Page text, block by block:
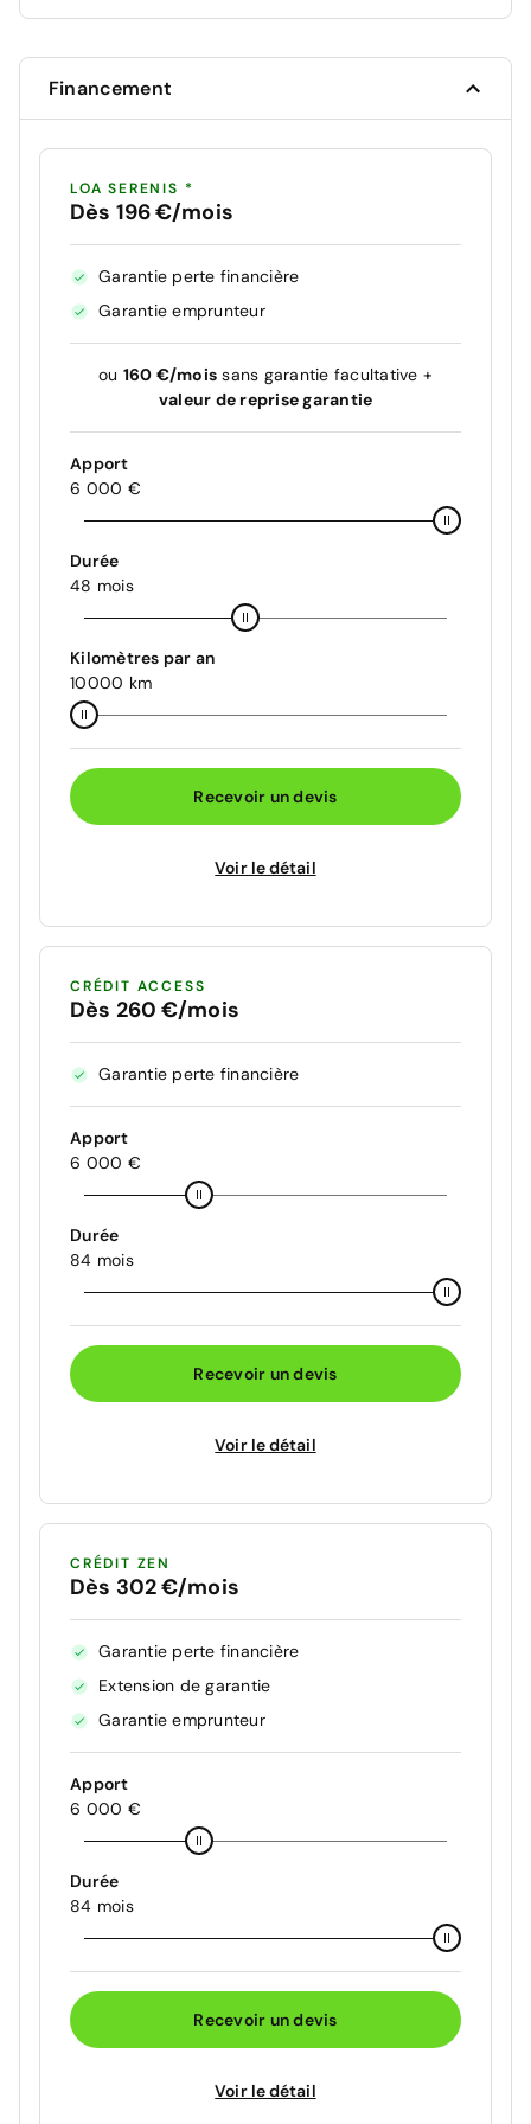
Financement
LOA SERENIS *
Dès 196 €/mois
Garantie perte financière
Garantie emprunteur
ou 160 €/mois sans garantie facultative +
valeur de reprise garantie
Apport
6 000 €
Durée
48 mois
Kilomètres par an
10000 km
Recevoir un devis
Voir le détail
CRÉDIT ACCESS
Dès 260 €/mois
Garantie perte financière
Apport
6 000 €
Durée
84 mois
Recevoir un devis
Voir le détail
CRÉDIT ZEN
Dès 302 €/mois
Garantie perte financière
Extension de garantie
Garantie emprunteur
Apport
6 000 €
Durée
84 mois
Recevoir un devis
Voir le détail